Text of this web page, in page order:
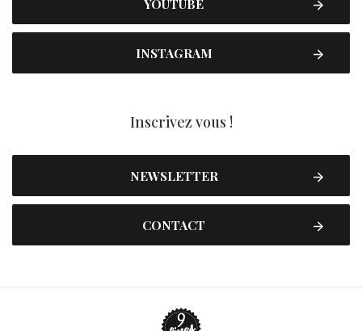
YOUTUBE
INSTAGRAM
Inscrivez vous !
NEWSLETTER
CONTACT